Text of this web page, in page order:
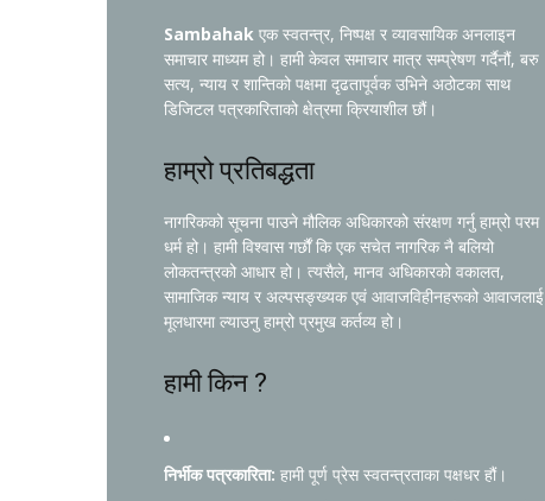
Sambahak एक स्वतन्त्र, निष्पक्ष र व्यावसायिक अनलाइन
समाचार माध्यम हो। हामी केवल समाचार मात्र सम्प्रेषण गर्दैनौं, बरु
सत्य, न्याय र शान्तिको पक्षमा दृढतापूर्वक उभिने अठोटका साथ
डिजिटल पत्रकारिताको क्षेत्रमा क्रियाशील छौं।
हाम्रो प्रतिबद्धता
नागरिकको सूचना पाउने मौलिक अधिकारको संरक्षण गर्नु हाम्रो परम
धर्म हो। हामी विश्वास गर्छौं कि एक सचेत नागरिक नै बलियो
लोकतन्त्रको आधार हो। त्यसैले, मानव अधिकारको वकालत,
सामाजिक न्याय र अल्पसङ्ख्यक एवं आवाजविहीनहरूको आवाजलाई
मूलधारमा ल्याउनु हाम्रो प्रमुख कर्तव्य हो।
हामी किन ?
निर्भीक पत्रकारिता: हामी पूर्ण प्रेस स्वतन्त्रताका पक्षधर हौं।